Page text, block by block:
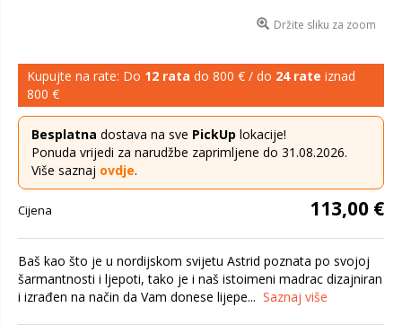
Držite sliku za zoom
Kupujte na rate: Do 12 rata do 800 € / do 24 rate iznad
800 €
Besplatna dostava na sve PickUp lokacije!
Ponuda vrijedi za narudžbe zaprimljene do 31.08.2026.
Više saznaj ovdje.
Cijena 113,00 €
Baš kao što je u nordijskom svijetu Astrid poznata po svojoj
šarmantnosti i ljepoti, tako je i naš istoimeni madrac dizajniran
i izrađen na način da Vam donese lijepe... Saznaj više